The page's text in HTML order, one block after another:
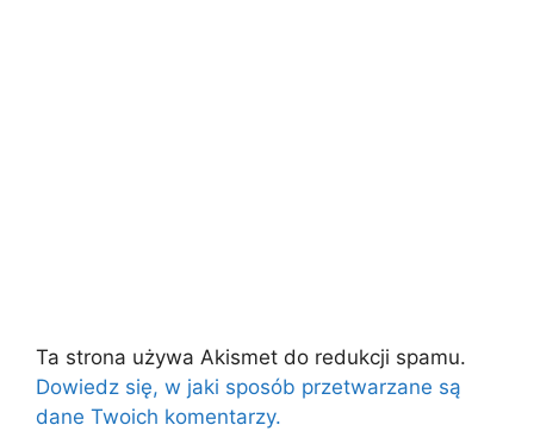
Ta strona używa Akismet do redukcji spamu.
Dowiedz się, w jaki sposób przetwarzane są
dane Twoich komentarzy.